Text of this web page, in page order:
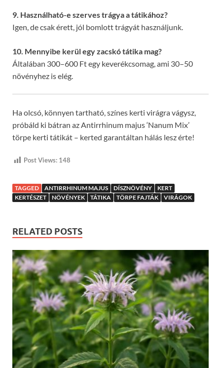
9. Használható-e szerves trágya a tátikához?
Igen, de csak érett, jól bomlott trágyát használjunk.
10. Mennyibe kerül egy zacskó tátika mag?
Általában 300–600 Ft egy keverékcsomag, ami 30–50
növényhez is elég.
Ha olcsó, könnyen tartható, színes kerti virágra vágysz,
próbáld ki bátran az Antirrhinum majus ‘Nanum Mix’
törpe kerti tátikát – kerted garantáltan hálás lesz érte!
Post Views: 148
TAGGED ANTIRRHINUM MAJUS DÍSZNÖVÉNY
KERT
KERTÉSZET
NÖVÉNYEK TÁTIKA TÖRPE FAJTÁK VIRÁGOK
RELATED POSTS